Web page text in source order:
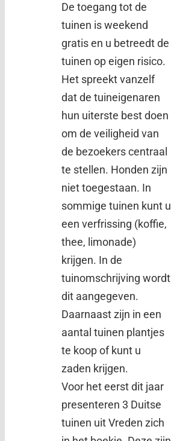
De toegang tot de
tuinen is weekend
gratis en u betreedt de
tuinen op eigen risico.
Het spreekt vanzelf
dat de tuineigenaren
hun uiterste best doen
om de veiligheid van
de bezoekers centraal
te stellen. Honden zijn
niet toegestaan. In
sommige tuinen kunt u
een verfrissing (koffie,
thee, limonade)
krijgen. In de
tuinomschrijving wordt
dit aangegeven.
Daarnaast zijn in een
aantal tuinen plantjes
te koop of kunt u
zaden krijgen.
Voor het eerst dit jaar
presenteren 3 Duitse
tuinen uit Vreden zich